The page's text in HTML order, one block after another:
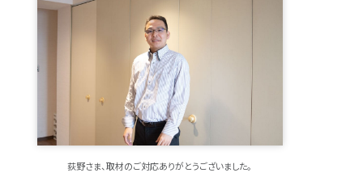
荻野さま、取材のご対応ありがとうございました。